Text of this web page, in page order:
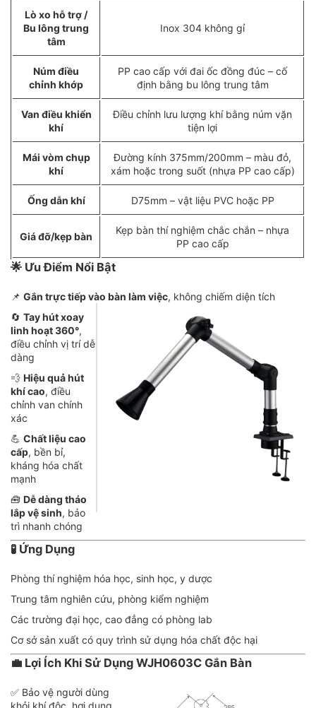
Lò xo hỗ trợ /
Bu lông trung
tâm
Inox 304 không gỉ
Núm điều
chỉnh khớp
PP cao cấp với đai ốc đồng đúc – cố
định bằng bu lông trung tâm
Van điều khiển
khí
Điều chỉnh lưu lượng khí bằng núm vặn
tiện lợi
Mái vòm chụp
khí
Đường kính 375mm/200mm – màu đỏ,
xám hoặc trong suốt (nhựa PP cao cấp)
Ống dẫn khí D75mm – vật liệu PVC hoặc PP
Giá đỡ/kẹp bàn
Kẹp bàn thí nghiệm chắc chắn – nhựa
PP cao cấp
🌟 Ưu Điểm Nổi Bật
📌 Gắn trực tiếp vào bàn làm việc, không chiếm diện tích
🔄 Tay hút xoay
linh hoạt 360°,
điều chỉnh vị trí dễ
dàng
💨 Hiệu quả hút
khí cao, điều
chỉnh van chính
xác
💪 Chất liệu cao
cấp, bền bỉ,
kháng hóa chất
mạnh
🧰 Dễ dàng tháo
lắp vệ sinh, bảo
trì nhanh chóng
🧪 Ứng Dụng
Phòng thí nghiệm hóa học, sinh học, y dược
Trung tâm nghiên cứu, phòng kiểm nghiệm
Các trường đại học, cao đẳng có phòng lab
Cơ sở sản xuất có quy trình sử dụng hóa chất độc hại
💼 Lợi Ích Khi Sử Dụng WJH0603C Gắn Bàn
✅ Bảo vệ người dùng
khỏi khí độc, hơi dung